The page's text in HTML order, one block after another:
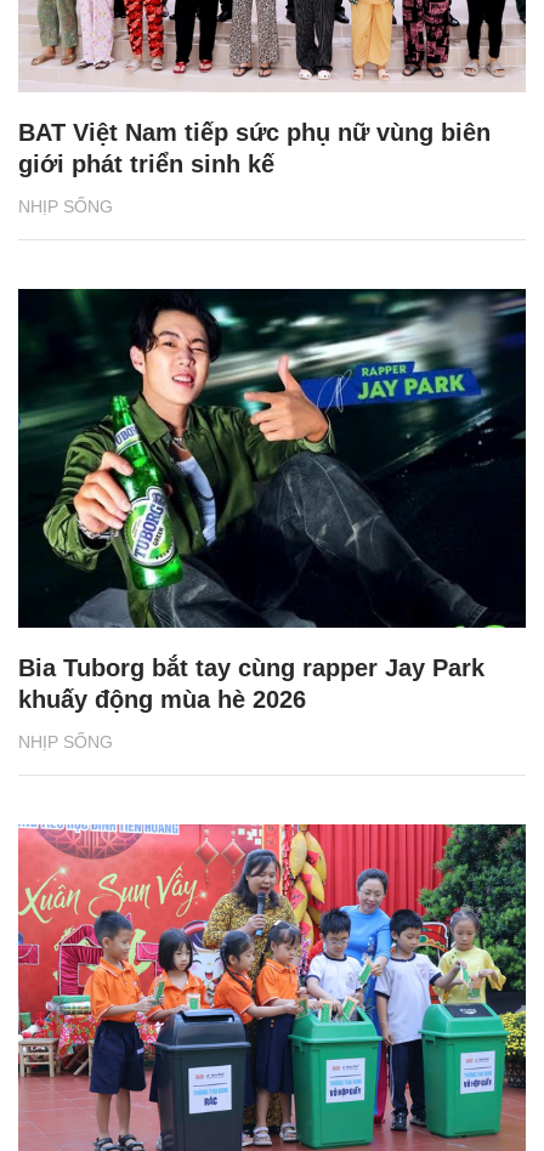
NHỊP SỐNG
BAT Việt Nam tiếp sức phụ nữ vùng biên
giới phát triển sinh kế
NHỊP SỐNG
Bia Tuborg bắt tay cùng rapper Jay Park
khuấy động mùa hè 2026